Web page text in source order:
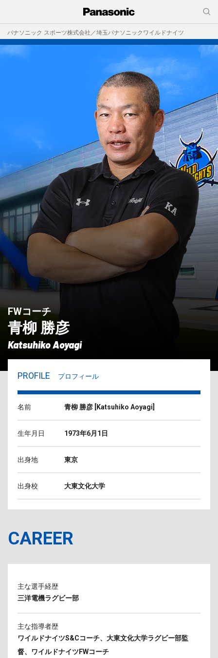
パナソニック スポーツ株式会社／埼玉パナソニックワイルドナイツ
FWコーチ
青柳 勝彦
Katsuhiko Aoyagi
PROFILE プロフィール
名前 青柳 勝彦 Katsuhiko Aoyagi
生年月日 1973年6月1日
出身地 東京
出身校 大東文化大学
CAREER
主な選手経歴
三洋電機ラグビー部
主な指導者歴
ワイルドナイツS&Cコーチ、大東文化大学ラグビー部監
督、ワイルドナイツFWコーチ